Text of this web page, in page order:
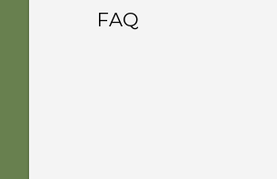
FAQ